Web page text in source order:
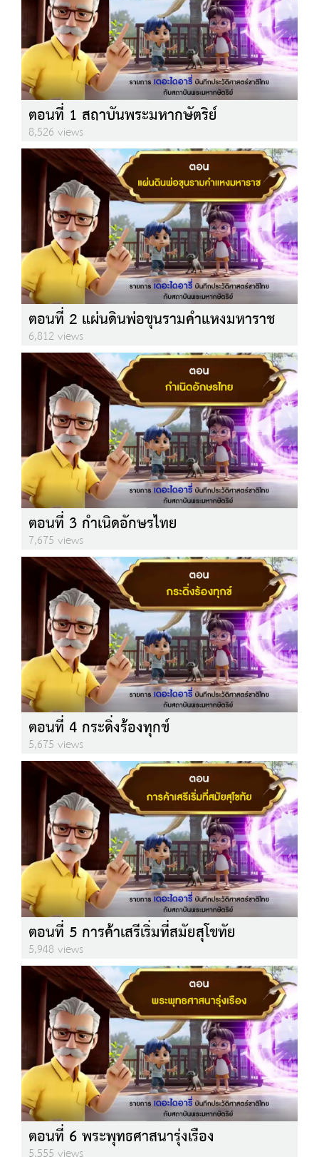
ตอนที่ 1 สถาบันพระมหากษัตริย์
8,526 views
ตอนที่ 2 แผ่นดินพ่อขุนรามคำแหงมหาราช
6,812 views
ตอนที่ 3 กำเนิดอักษรไทย
7,675 views
ตอนที่ 4 กระดิ่งร้องทุกข์
5,675 views
ตอนที่ 5 การค้าเสรีเริ่มที่สมัยสุโขทัย
5,948 views
ตอนที่ 6 พระพุทธศาสนารุ่งเรือง